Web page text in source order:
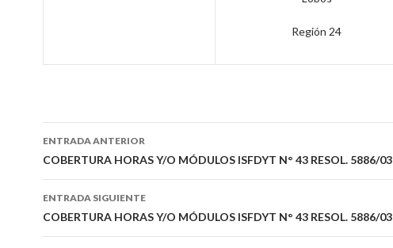
Región 24
Navegación
de
entradas
ENTRADA ANTERIOR
COBERTURA HORAS Y/O MÓDULOS ISFDYT N° 43 RESOL. 5886/03
ENTRADA SIGUIENTE
COBERTURA HORAS Y/O MÓDULOS ISFDYT N° 43 RESOL. 5886/03